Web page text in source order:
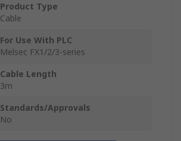
Product Type
Cable
For Use With PLC
Melsec FX1/2/3-series
Cable Length
3m
Standards/Approvals
No